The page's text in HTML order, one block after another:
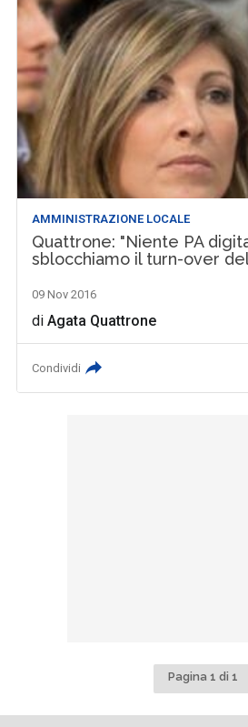
AMMINISTRAZIONE LOCALE
Quattrone: "Niente PA
sblocchiamo il turn-over
09 Nov 2016
diAgata Quattrone
Condividi
Pagina 1 di 1